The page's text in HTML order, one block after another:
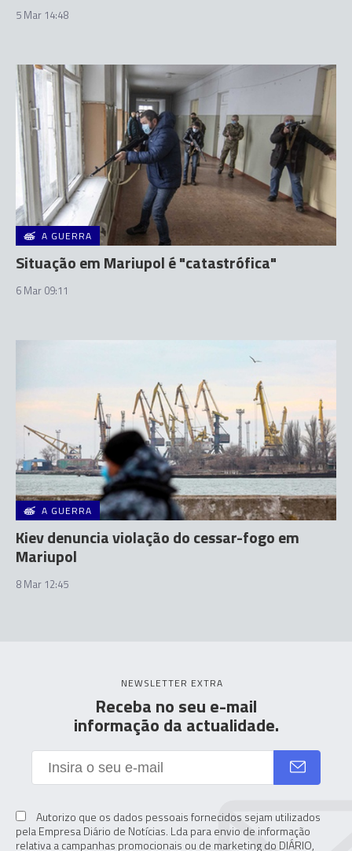
5 Mar 14:48
A GUERRA
Situação em Mariupol é "catastrófica"
6 Mar 09:11
A GUERRA
Kiev denuncia violação do cessar-fogo em
Mariupol
8 Mar 12:45
NEWSLETTER EXTRA
Receba no seu e-mail
informação da actualidade.
Autorizo que os dados pessoais fornecidos sejam utilizados
pela Empresa Diário de Notícias. Lda para envio de informação
relativa a campanhas promocionais ou de marketing do DIÁRIO,